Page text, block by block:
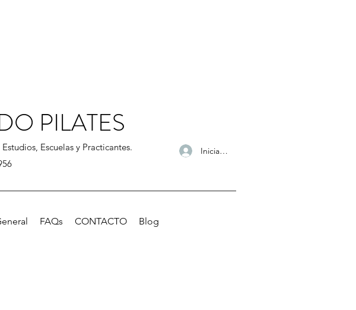
PILATES
Escuelas y Practicantes.
Iniciar sesión
FAQs CONTACTO Blog